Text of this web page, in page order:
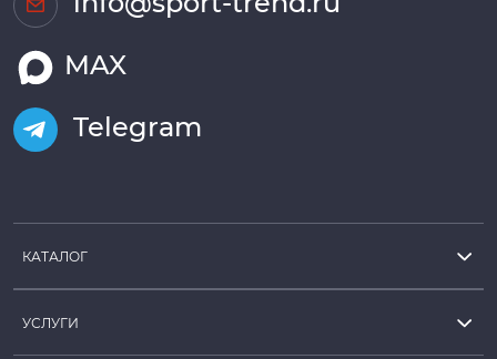
MAX
Telegram
КАТАЛОГ
УСЛУГИ